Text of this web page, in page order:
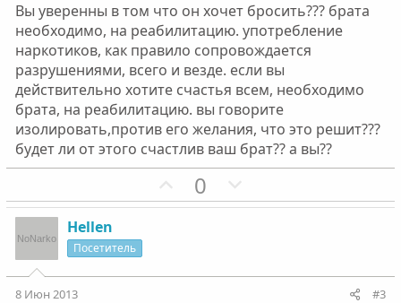
может. Ходили к гадалке - сказала еще 5 лет будет
жить. Колется не скрываясь. Живет в Подольске МО. У
него жена и сыну 3 года. Жена приехала из глухой
Сибири, и обратно возвращаться не хочет да и не
может - с работой там плохо, да и ее отец - алкаш.
Сестра предложила жить с ее семьей с соседнем
районе, но не захотела. В общем, пока ее выбор жить в
квартире в нарком. Там же живут мои родители, отцу
глубоко фиолетово на все, сам бывший алкаш, бросил
только после отправления на тот свет. Мама работает
на 3-х работах - брат берет нескончаемые кредиты под
бешеные проценты. Прошу не отдавать за него.
Боится, что приставы придут и опишут имущество, и
отец его убьет. И его посадят. Хотя я считаю, что это
хороший вариант. Любви у меня к отцу нет. А в
квартире останутся мама, сноха и племянник - и это
будет спокойно.
Вы уверенны в том что он хочет бросить??? брата
необходимо, на реабилитацию. употребление
наркотиков, как правило сопровождается
разрушениями, всего и везде. если вы
действительно хотите счастья всем, необходимо
брата, на реабилитацию. вы говорите
изолировать,против его желания, что это решит???
будет ли от этого счастлив ваш брат?? а вы??
П
о
т
0
е
т
Hellen
Посетитель
8 Июн 2013 #3